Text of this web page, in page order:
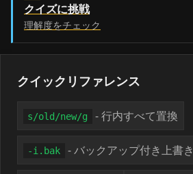
クイズに挑戦
理解度をチェック
クイックリファレンス
s/old/new/g - 行内すべて置換
-i.bak - バックアップ付き上書き